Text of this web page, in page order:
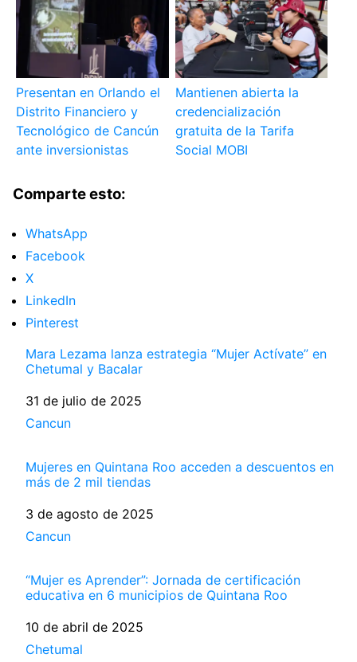
Presentan en Orlando el
Distrito Financiero y
Tecnológico de Cancún
ante inversionistas
Mantienen abierta la
credencialización
gratuita de la Tarifa
Social MOBI
Comparte esto:
WhatsApp
Facebook
X
LinkedIn
Pinterest
Mara Lezama lanza estrategia “Mujer Actívate” en
Chetumal y Bacalar
Fecha
31 de julio de 2025
Respecto a
Cancun
Mujeres en Quintana Roo acceden a descuentos en
más de 2 mil tiendas
Fecha
3 de agosto de 2025
Respecto a
Cancun
“Mujer es Aprender”: Jornada de certificación
educativa en 6 municipios de Quintana Roo
Fecha
10 de abril de 2025
Respecto a
Chetumal